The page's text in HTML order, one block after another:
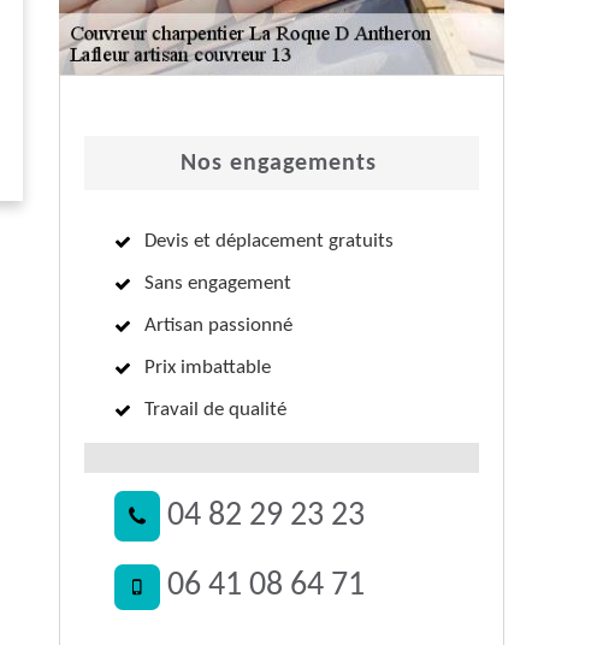
Nos engagements
Devis et déplacement gratuits
Sans engagement
Artisan passionné
Prix imbattable
Travail de qualité
04 82 29 23 23
06 41 08 64 71